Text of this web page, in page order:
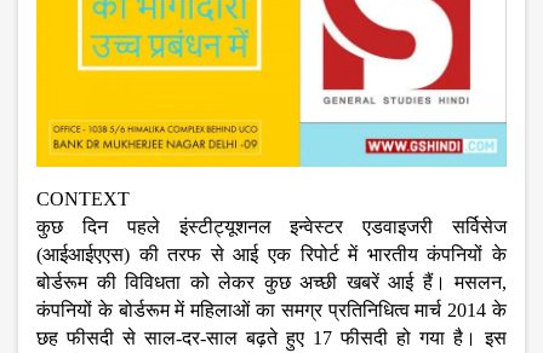
CONTEXT
कुछ दिन पहले इंस्टीट्यूशनल इन्वेस्टर एडवाइजरी सर्विसेज
(आईआईएएस) की तरफ से आई एक रिपोर्ट में भारतीय कंपनियों के
बोर्डरूम की विविधता को लेकर कुछ अच्छी खबरें आई हैं। मसलन,
कंपनियों के बोर्डरूम में महिलाओं का समग्र प्रतिनिधित्व मार्च 2014 के
छह फीसदी से साल-दर-साल बढ़ते हुए 17 फीसदी हो गया है। इस